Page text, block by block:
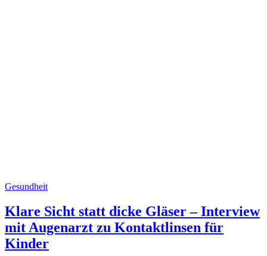
Gesundheit
Klare Sicht statt dicke Gläser – Interview
mit Augenarzt zu Kontaktlinsen für
Kinder